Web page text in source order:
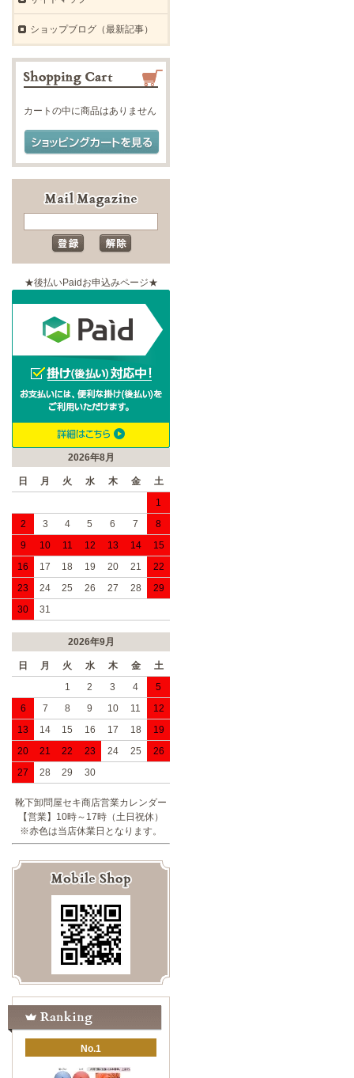
ショップブログ（最新記事）
カートの中に商品はありません
★後払いPaidお申込みページ★
2026年8月
日 月 火 水 木 金
土
1
2
3 4 5 6 7
8
9
10 11 12 13 14
15
16
17 18 19 20 21
22
23
24 25 26 27 28
29
30
31
2026年9月
日 月 火 水 木 金
土
1
2 3 4
5
6
7 8 9 10 11
12
13
14 15 16 17 18
19
20
21 22 23 24 25
26
27
28 29 30
靴下卸問屋セキ商店営業カレンダー
【営業】10時～17時（土日祝休）
※赤色は当店休業日となります。
No.1